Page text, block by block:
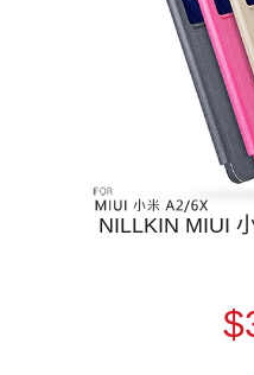
NILLKIN MIUI